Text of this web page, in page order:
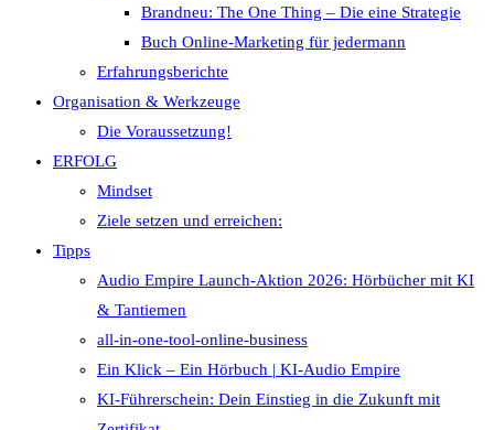
Brandneu: The One Thing – Die eine Strategie
Buch Online-Marketing für jedermann
Erfahrungsberichte
Organisation & Werkzeuge
Die Voraussetzung!
ERFOLG
Mindset
Ziele setzen und erreichen:
Tipps
Audio Empire Launch-Aktion 2026: Hörbücher mit KI
& Tantiemen
all-in-one-tool-online-business
Ein Klick – Ein Hörbuch | KI‑Audio Empire
KI-Führerschein: Dein Einstieg in die Zukunft mit